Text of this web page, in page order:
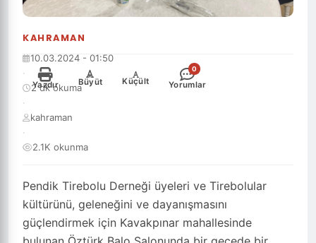
KAHRAMAN
Pendik Tirebolu Derneği üyeleri ve Tirebolular
kültürünü, geleneğini ve dayanışmasını
güçlendirmek için Kavakpınar mahallesinde
10.03.2024 - 01:50
·
2 dk okuma
·
kahraman
·
2.1K okunma
Yazdır
+
Büyüt
-
Küçült
0
Yorumlar